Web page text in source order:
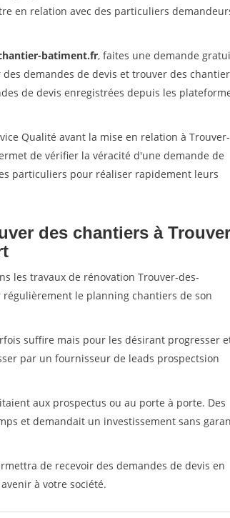
en relation avec des particuliers
batiment.fr, faites une demande
demandes de devis et trouver des
de devis enregistrées depuis les
Qualité avant la mise en relation à Trouver-
de vérifier la véracité d'une demande de
particuliers pour réaliser rapidement leurs
des chantiers à
les travaux de rénovation Trouver-des-
le planning chantiers de son
suffire mais pour les désirant progresser
par un fournisseur de leads prospectsion
aux prospectus ou au porte à porte. Des
et demandait un investissement sans
de recevoir des demandes de devis en
à votre société.